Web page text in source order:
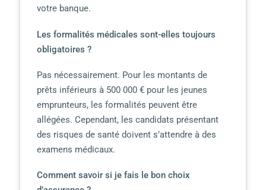
votre banque.
Les formalités médicales sont-elles toujours
obligatoires ?
Pas nécessairement. Pour les montants de
prêts inférieurs à 500 000 € pour les jeunes
emprunteurs, les formalités peuvent être
allégées. Cependant, les candidats présentant
des risques de santé doivent s’attendre à des
examens médicaux.
Comment savoir si je fais le bon choix